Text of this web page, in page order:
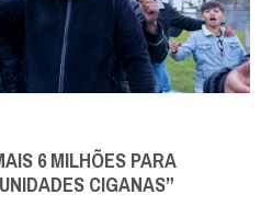
6 MILHÕES PARA
CIGANAS”